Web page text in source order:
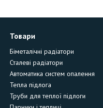
Товари
Біметалічні радіатори
Сталеві радіатори
Автоматика систем опалення
Тепла підлога
Труби для теплої підлоги